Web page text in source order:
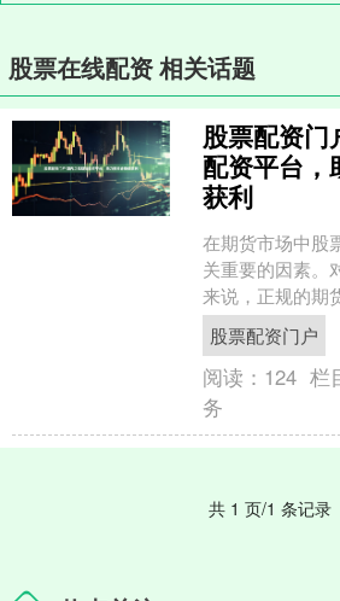
股票在线配资 相关话题
股票配资门
配资平台，
获利
在期货市场中股
关重要的因素。
来说，正规的期
杆资金，放大投
**配资公司提供....
股票配资门户
阅读： 124 栏
务
共 1 页/1 条记录